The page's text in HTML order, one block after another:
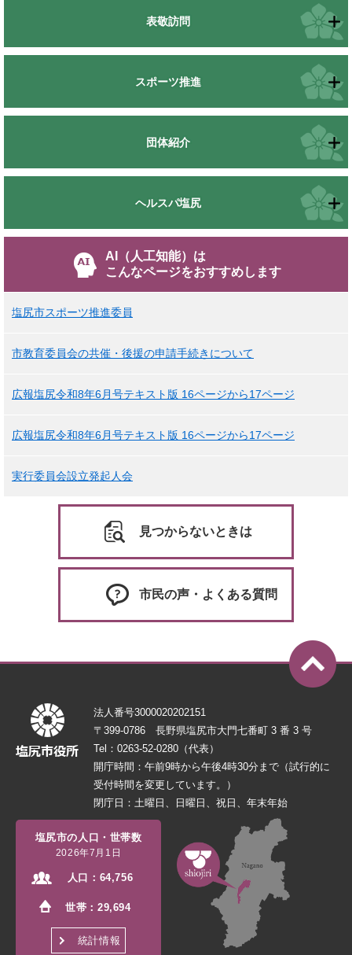
表敬訪問
スポーツ推進
団体紹介
ヘルスパ塩尻
AI（人工知能）は
こんなページをおすすめします
塩尻市スポーツ推進委員
市教育委員会の共催・後援の申請手続きについて
広報塩尻令和8年6月号テキスト版 16ページから17ページ
広報塩尻令和8年6月号テキスト版 16ページから17ページ
実行委員会設立発起人会
見つからないときは
市民の声・よくある質問
法人番号3000020202151
〒399-0786 長野県塩尻市大門七番町 3 番 3 号
Tel：0263-52-0280（代表）
開庁時間：午前9時から午後4時30分まで（試行的に
受付時間を変更しています。）
閉庁日：土曜日、日曜日、祝日、年末年始
塩尻市の人口・世帯数
2026年7月1日
人口： 64,756
世帯：29,694
統計情報